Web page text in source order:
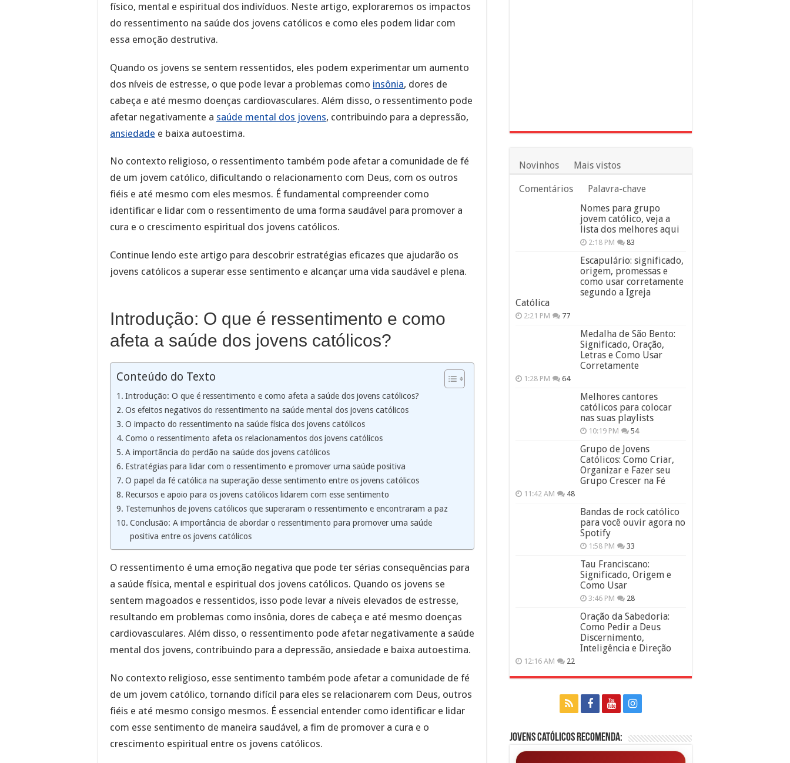
físico, mental e espiritual dos indivíduos. Neste artigo, exploraremos os impactos
do ressentimento na saúde dos jovens católicos e como eles podem lidar com
essa emoção destrutiva.
Quando os jovens se sentem ressentidos, eles podem experimentar um aumento
dos níveis de estresse, o que pode levar a problemas como insônia, dores de
cabeça e até mesmo doenças cardiovasculares. Além disso, o ressentimento pode
afetar negativamente a saúde mental dos jovens, contribuindo para a depressão,
ansiedade e baixa autoestima.
No contexto religioso, o ressentimento também pode afetar a comunidade de fé
de um jovem católico, dificultando o relacionamento com Deus, com os outros
fiéis e até mesmo com eles mesmos. É fundamental compreender como
identificar e lidar com o ressentimento de uma forma saudável para promover a
cura e o crescimento espiritual dos jovens católicos.
Continue lendo este artigo para descobrir estratégias eficazes que ajudarão os
jovens católicos a superar esse sentimento e alcançar uma vida saudável e plena.
Introdução: O que é ressentimento e como
afeta a saúde dos jovens católicos?
Conteúdo do Texto
Introdução: O que é ressentimento e como afeta a saúde dos jovens católicos?
Os efeitos negativos do ressentimento na saúde mental dos jovens católicos
O impacto do ressentimento na saúde física dos jovens católicos
Como o ressentimento afeta os relacionamentos dos jovens católicos
A importância do perdão na saúde dos jovens católicos
Estratégias para lidar com o ressentimento e promover uma saúde positiva
O papel da fé católica na superação desse sentimento entre os jovens católicos
Recursos e apoio para os jovens católicos lidarem com esse sentimento
Testemunhos de jovens católicos que superaram o ressentimento e encontraram a paz
Conclusão: A importância de abordar o ressentimento para promover uma saúde
positiva entre os jovens católicos
O ressentimento é uma emoção negativa que pode ter sérias consequências para
a saúde física, mental e espiritual dos jovens católicos. Quando os jovens se
sentem magoados e ressentidos, isso pode levar a níveis elevados de estresse,
resultando em problemas como insônia, dores de cabeça e até mesmo doenças
cardiovasculares. Além disso, o ressentimento pode afetar negativamente a saúde
mental dos jovens, contribuindo para a depressão, ansiedade e baixa autoestima.
No contexto religioso, esse sentimento também pode afetar a comunidade de fé
de um jovem católico, tornando difícil para eles se relacionarem com Deus, outros
fiéis e até mesmo consigo mesmos. É essencial entender como identificar e lidar
com esse sentimento de maneira saudável, a fim de promover a cura e o
crescimento espiritual entre os jovens católicos.
Novinhos Mais vistos
Comentários
Palavra-chave
Nomes para grupo
jovem católico, veja a
lista dos melhores aqui
2:18 PM 83
Escapulário: significado,
origem, promessas e
como usar corretamente
segundo a Igreja
Católica
2:21 PM 77
Medalha de São Bento:
Significado, Oração,
Letras e Como Usar
Corretamente
1:28 PM 64
Melhores cantores
católicos para colocar
nas suas playlists
10:19 PM 54
Grupo de Jovens
Católicos: Como Criar,
Organizar e Fazer seu
Grupo Crescer na Fé
11:42 AM 48
Bandas de rock católico
para você ouvir agora no
Spotify
1:58 PM 33
Tau Franciscano:
Significado, Origem e
Como Usar
3:46 PM 28
Oração da Sabedoria:
Como Pedir a Deus
Discernimento,
Inteligência e Direção
12:16 AM 22
Jovens Católicos Recomenda: